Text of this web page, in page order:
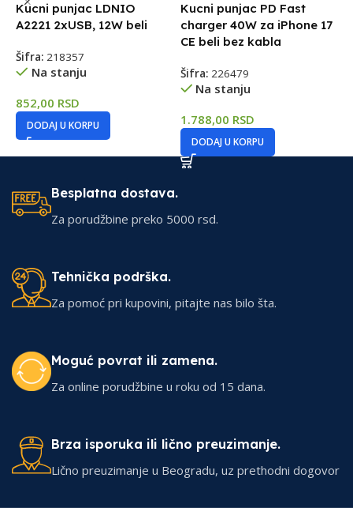
Kucni punjac LDNIO
A2221 2xUSB, 12W beli
Šifra: 218357
Na stanju
852,00 RSD
DODAJ U KORPU
Kucni punjac PD Fast
charger 40W za iPhone 17
CE beli bez kabla
Šifra: 226479
Na stanju
1.788,00 RSD
DODAJ U KORPU
Besplatna dostava.
Za porudžbine preko 5000 rsd.
Tehnička podrška.
Za pomoć pri kupovini, pitajte nas bilo šta.
Moguć povrat ili zamena.
Za online porudžbine u roku od 15 dana.
Brza isporuka ili lično preuzimanje.
Lično preuzimanje u Beogradu, uz prethodni dogovor